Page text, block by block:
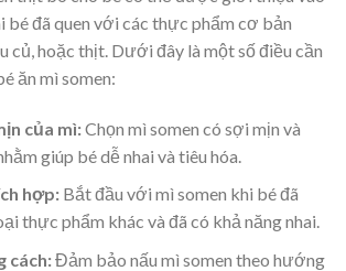
bé đã quen với các thực phẩm cơ bản
củ, hoặc thịt. Dưới đây là một số điều cần
ăn mì somen:
của mì:Chọn mì somen có sợi mịn và
giúp bé dễ nhai và tiêu hóa.
hợp: Bắt đầu với mì somen khi bé đã
thực phẩm khác và đã có khả năng nhai.
cách:Đảm bảo nấu mì somen theo hướng